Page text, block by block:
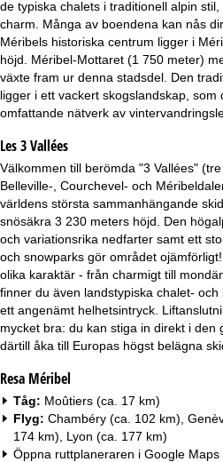
i
d
a
de typiska chalets i traditionell alpin
charm. Många av boendena kan nås
Méribels historiska centrum ligger i
höjd. Méribel-Mottaret (1 750 meter)
växte fram ur denna stadsdel. Den
ligger i ett vackert skogslandskap, som
omfattande nätverk av
Les 3 Vallées
Välkommen till berömda "3 Vallées"
Belleville-, Courchevel- och
världens största sammanhängande
snösäkra 3 230 meters höjd. Den
och variationsrika nedfarter samt ett
och snowparks gör området
olika karaktär - från charmigt till
finner du även landstypiska chalet-
ett angenämt helhetsintryck.
mycket bra: du kan stiga in direkt i den
därtill åka till Europas högst belägna
Resa Méribel
Tåg: Moûtiers (ca. 17 km)
Flyg: Chambéry (ca. 102 km),
174 km), Lyon (ca. 177 km)
Öppna ruttplaneraren i Google Maps